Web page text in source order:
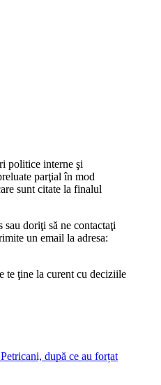
politice interne şi
parţial în mod
sunt citate la finalul
sau doriţi să ne contactaţi
un email la adresa:
te ţine la curent cu deciziile